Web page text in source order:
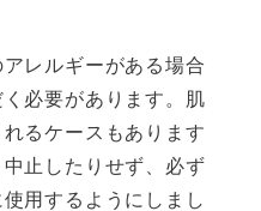
レルギーがある場合
必要があります。肌
るケースもあります
止したりせず、必ず
用するようにしまし